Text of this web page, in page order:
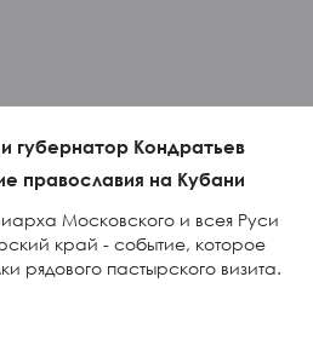
губернатор Кондратьев
православия на Кубани
Московского и всея Руси
край - событие, которое
рядового пастырского визита.